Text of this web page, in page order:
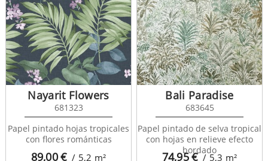
89,00€ / 5,2 m²
Nayarit Flowers
681323
Papel pintado hojas tropicales
con flores románticas
74,95€ / 5,3 m²
Bali Paradise
683645
Papel pintado de selva tropical
con hojas en relieve efecto
bordado